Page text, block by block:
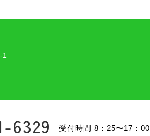
6329 受付時間 8：25〜17：00